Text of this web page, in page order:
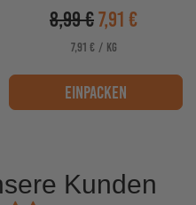
Verkaufspreis
8,99 €7,91 €
STÜCKPREIS
7,91 € / PRO
KG
einpacken
Kunden